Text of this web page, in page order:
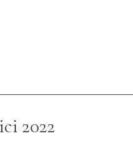
2022